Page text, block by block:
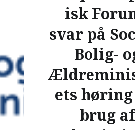
isk
svar på
Bolig-
ets
brug af